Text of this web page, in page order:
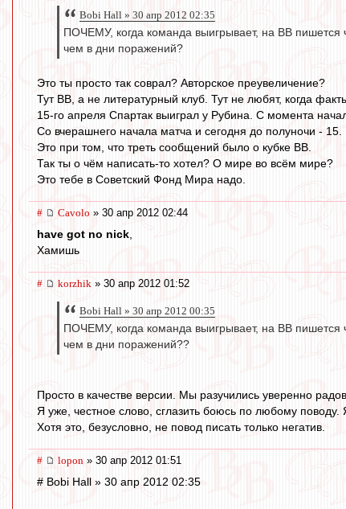
Bobi Hall » 30 апр 2012 02:35
ПОЧЕМУ, когда команда выигрывает, на ВВ
чем в дни поражений?
Это ты просто так соврал? Авторское преувеличение?
Тут ВВ, а не литературный клуб. Тут не любят, когда
15-го апреля Спартак выиграл у Рубина. С момента
Со вчерашнего начала матча и сегодня до полуночи - 15.
Это при том, что треть сообщений было о кубке ВВ.
Так ты о чём написать-то хотел? О мире во всём мире?
Это тебе в Советский Фонд Мира надо.
# Cavolo » 30 апр 2012 02:44
have got no nick
Хамишь
# korzhik » 30 апр 2012 01:52
Bobi Hall » 30 апр 2012 00:35
ПОЧЕМУ, когда команда выигрывает, на ВВ
чем в дни поражений??
Просто в качестве версии. Мы разучились уверенно
Я уже, честное слово, сглазить боюсь по любому
Хотя это, безусловно, не повод писать только негатив.
# lopon » 30 апр 2012 01:51
# Bobi Hall » 30 апр 2012 02:35